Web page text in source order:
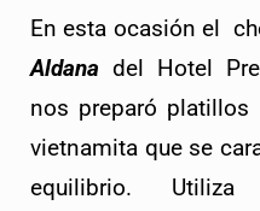
En esta ocasión el
Aldana del Hotel
nos preparó
vietnamita que se
equilibrio. Utiliza